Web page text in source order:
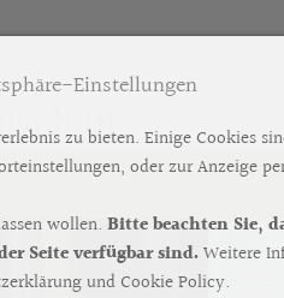
Berufsbild Mesner
Einstellungen
zu bieten. Einige Cookies
oder zur Anzeige
wollen. Bitte beachten Sie,
Seite verfügbar sind.Weitere
und Cookie Policy.